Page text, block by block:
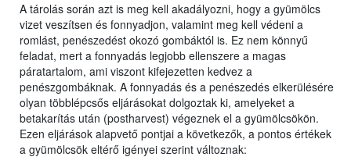
A tárolás során azt is meg kell akadályozni, hogy a gyümölcs
vizet veszítsen és fonnyadjon, valamint meg kell védeni a
romlást, penészedést okozó gombáktól is. Ez nem könnyű
feladat, mert a fonnyadás legjobb ellenszere a magas
páratartalom, ami viszont kifejezetten kedvez a
penészgombáknak. A fonnyadás és a penészedés elkerülésére
olyan többlépcsős eljárásokat dolgoztak ki, amelyeket a
betakarítás után (postharvest) végeznek el a gyümölcsökön.
Ezen eljárások alapvető pontjai a következők, a pontos értékek
a gyümölcsök eltérő igényei szerint változnak: